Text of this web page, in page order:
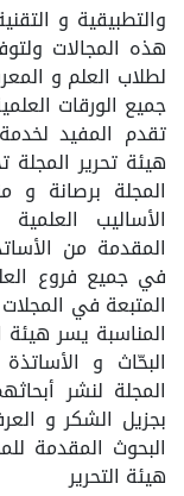
والتطبيقية و
هذه المجالات
لطلاب العلم و
جميع الورقات
تقدم المفيد
هيئة تحرير
المجلة برصانة و
الأساليب
المقدمة من
في جميع فروع
المتبعة في
المناسبة يسر هيئة
البحّاث و
المجلة لنشر
بجزيل الشكر و
البحوث المقدمة
هيئة التحرير